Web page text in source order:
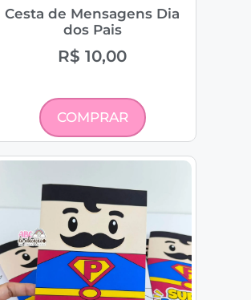
Cesta de Mensagens Dia
dos Pais
R$ 10,00
COMPRAR